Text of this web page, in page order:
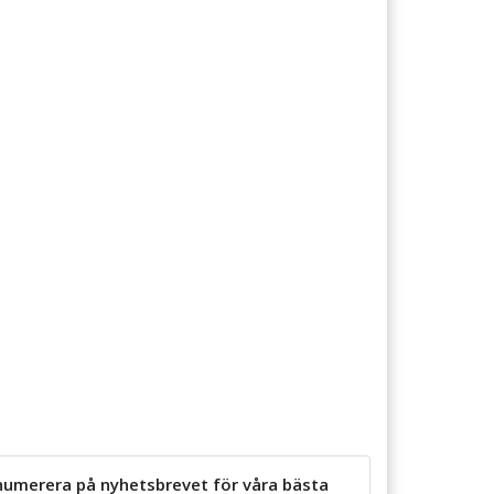
på nyhetsbrevet för våra bästa